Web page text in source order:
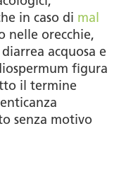
in caso di mal
nelle orecchie,
diarrea acquosa e
figura
il termine
senza motivo